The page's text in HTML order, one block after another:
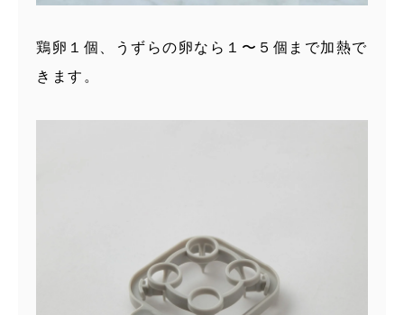
鶏卵１個、うずらの卵なら１〜５個まで加熱で
きます。